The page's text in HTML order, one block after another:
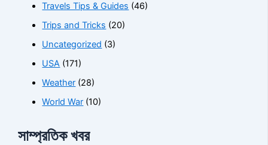
Travels Tips & Guides (46)
Trips and Tricks (20)
Uncategorized (3)
USA (171)
Weather (28)
World War (10)
সাম্প্রতিক খবর